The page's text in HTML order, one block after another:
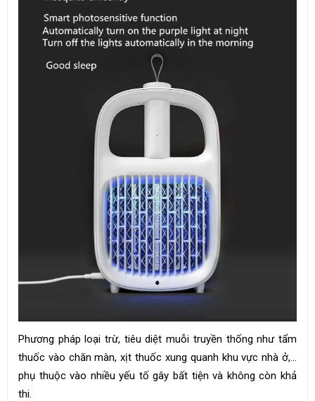
Phương pháp loại trừ, tiêu diệt muỗi truyền thống như tẩm
thuốc vào chăn màn, xịt thuốc xung quanh khu vực nhà ở,…
phụ thuộc vào nhiều yếu tố gây bất tiện và không còn khả
thi.